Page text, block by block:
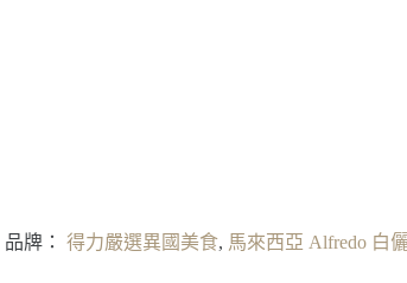
品牌： 得力嚴選異國美食, 馬來西亞 Alfredo 白